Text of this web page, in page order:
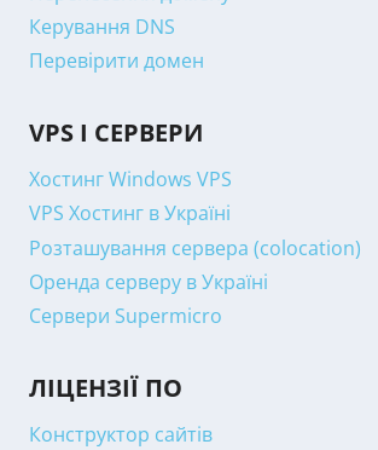
Керування DNS
Перевірити домен
VPS І СЕРВЕРИ
Хостинг Windows VPS
VPS Хостинг в Україні
Розташування сервера (colocation)
Оренда серверу в Україні
Сервери Supermicro
ЛІЦЕНЗІЇ ПО
Конструктор сайтів